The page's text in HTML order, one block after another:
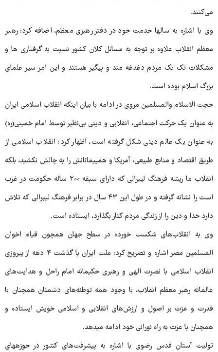
می‌کنند.
وی با اشاره به سال‎ها خدمت خود در دفتر رهبری معظم، اضافه کرد: رهبر
معظم انقلاب علاوه بر توجه به مسائل کلان کشور نسبت به گرفتاری ها و
مشکلات تک تک مردم دغدغه مند و پیگیر هستند و این امر سیر علمای
بزرگ اسلام بوده است.
حجت الاسلام والمسلمین مروی در ادامه با بیان اینکه انقلاب اسلامی ایران
به عنوان یک حرکت اجتماعی، انقلابی و دینی بی‌نظیر توسط امام خمینی(ره)
به عنوان یک عالم دینی شکل گرفته است، اظهار کرد: انقلاب اسلامی از
طریق اقتصاد و منابع طبیعی، آمریکا و همپیمانانش را به چالش نکشید، بلکه
انقلاب ما ریشه فرهنگ لیبرالی که دارای سبقه ۲۰۰ ساله حکومت در غرب
است را نشانه گرفته و در طول این ۴۳ سال در برابر فرهنگ لیبرالی که تلاش
دارد خدا و دین را از زندگی مردم کنار بگذارد، ایستاده است.
وی به انقلاب‌های شکست خورده در سطح جهان همچون قیام اخوان
المسلمین مصر اشاره و تصریح کرد: ملت ایران با گذشت ۴ دهه از پیروزی
انقلاب اسلامی با نصرت الهی و رهبری حکیمانه امام راحل و هدایت‌های
عالمانه رهبر معظم انقلاب، با وجود همه توطئه‌های دشمنان همچنان با
قدرت و عزت بر اصول و ارزش‌های انقلابی و اسلامی خویش ایستاده‌ و
همچنان با عزت به راه نورانی خود ادامه می‎دهد.
تولیت آستان قدس رضوی با اشاره به پیشرفت‌های کشور در حوزه‎های